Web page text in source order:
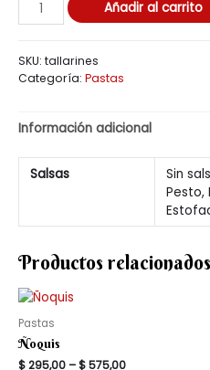
Añadir al carrito
SKU: tallarines
Categoría: Pastas
Información adicional
Salsas
Sin
Pesto,
Productos relacionados
Pastas
Ñoquis
$295,00 –$575,00